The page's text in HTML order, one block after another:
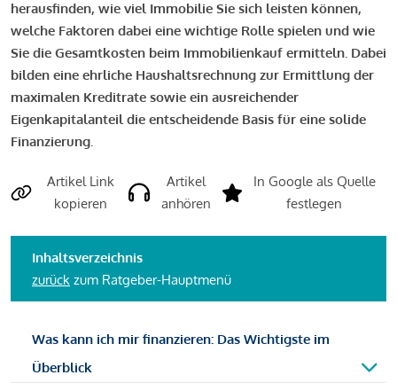
herausfinden, wie viel Immobilie Sie sich leisten können,
welche Faktoren dabei eine wichtige Rolle spielen und wie
Sie die Gesamtkosten beim Immobilienkauf ermitteln. Dabei
bilden eine ehrliche Haushaltsrechnung zur Ermittlung der
maximalen Kreditrate sowie ein ausreichender
Eigenkapitalanteil die entscheidende Basis für eine solide
Finanzierung.
Artikel Link
kopieren
Artikel
anhören
In Google als Quelle
festlegen
Inhaltsverzeichnis
zurück zum Ratgeber-Hauptmenü
Was kann ich mir finanzieren: Das Wichtigste im
Überblick